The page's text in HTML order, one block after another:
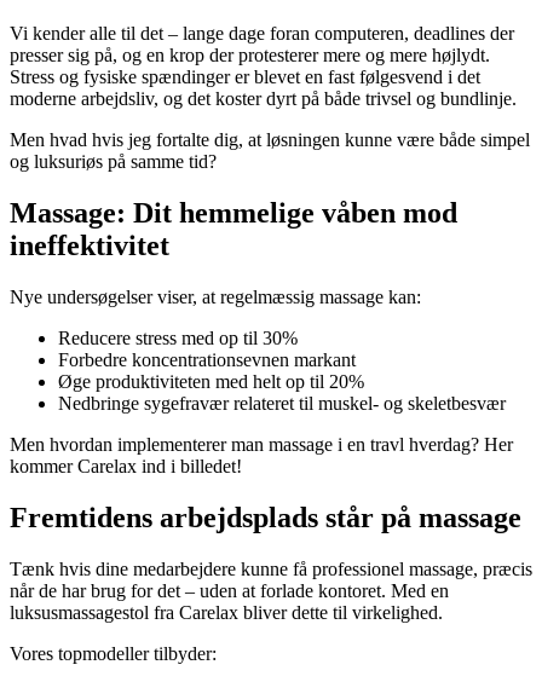
Vi kender alle til det – lange dage foran computeren, deadlines der
presser sig på, og en krop der protesterer mere og mere højlydt.
Stress og fysiske spændinger er blevet en fast følgesvend i det
moderne arbejdsliv, og det koster dyrt på både trivsel og bundlinje.
Men hvad hvis jeg fortalte dig, at løsningen kunne være både simpel
og luksuriøs på samme tid?
Massage: Dit hemmelige våben mod
ineffektivitet
Nye undersøgelser viser, at regelmæssig massage kan:
Reducere stress med op til 30%
Forbedre koncentrationsevnen markant
Øge produktiviteten med helt op til 20%
Nedbringe sygefravær relateret til muskel- og skeletbesvær
Men hvordan implementerer man massage i en travl hverdag? Her
kommer Carelax ind i billedet!
Fremtidens arbejdsplads står på massage
Tænk hvis dine medarbejdere kunne få professionel massage, præcis
når de har brug for det – uden at forlade kontoret. Med en
luksusmassagestol fra Carelax bliver dette til virkelighed.
Vores topmodeller tilbyder: